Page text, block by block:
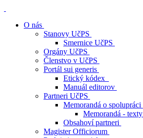
O nás
Stanovy UčPS
Smernice UčPS
Orgány UčPS
Členstvo v UčPS
Portál sui generis
Etický kódex
Manuál editorov
Partneri UčPS
Memorandá o spolupráci
Memorandá - texty
Obsahoví partneri
Magister Officiorum